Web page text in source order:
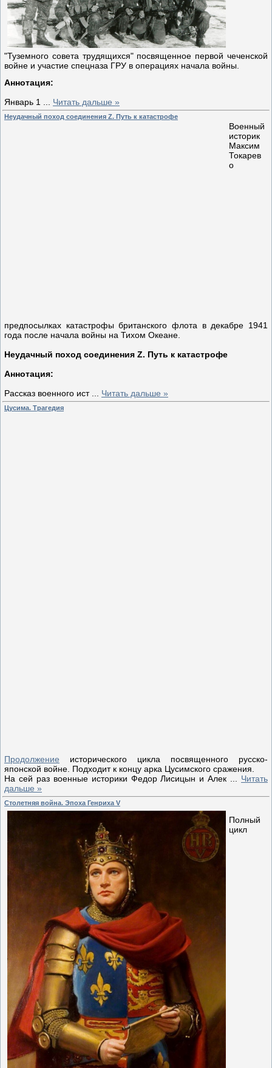
"Туземного совета трудящихся" посвященное первой чеченской
войне и участие спецназа ГРУ в операциях начала войны.
Аннотация:
Январь 1
Читать дальше »
Неудачный поход соединения Z. Путь к катастрофе
Военный
историк
Максим
Токарев
о
предпосылках катастрофы британского флота в декабре 1941
года после начала войны на Тихом Океане.
Неудачный поход соединения Z. Путь к катастрофе
Аннотация:
Рассказ военного ист
Читать дальше »
Цусима. Трагедия
Продолжение исторического цикла посвященного русско-
японской войне. Подходит к концу арка Цусимского сражения.
На сей раз военные историки Федор Лисицын и Алек
Читать
дальше »
Столетняя война. Эпоха Генриха V
Полный
цикл